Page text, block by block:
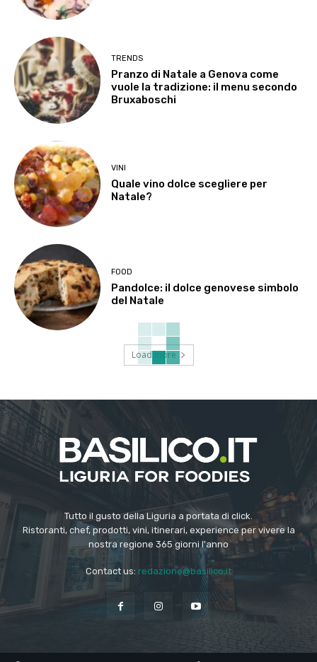
TRENDS
Pranzo di Natale a Genova come
vuole la tradizione: il menu secondo
Bruxaboschi
VINI
Quale vino dolce scegliere per
Natale?
FOOD
Pandolce: il dolce genovese simbolo
del Natale
Load more